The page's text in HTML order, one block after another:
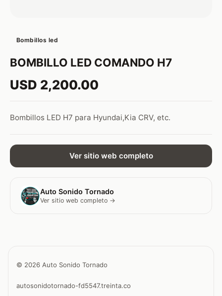
Bombillos led
BOMBILLO LED COMANDO H7
USD 2,200.00
Bombillos LED H7 para Hyundai,Kia CRV, etc.
Ver sitio web completo
Auto Sonido Tornado
Ver sitio web completo →
© 2026 Auto Sonido Tornado
autosonidotornado-fd5547.treinta.co